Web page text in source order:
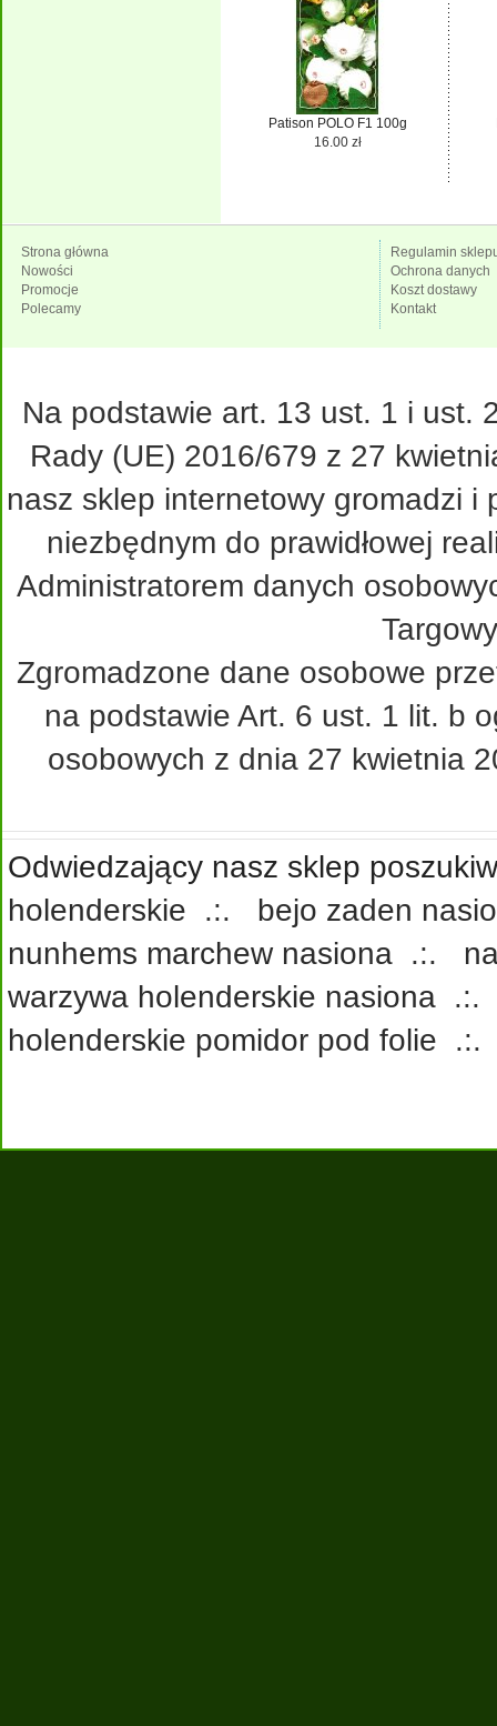
Patison POLO F1 100g
16.00 zł
Strona główna
Nowości
Promocje
Polecamy
Regulamin
Ochrona danych
Koszt dostawy
Kontakt
Na podstawie art. 13 ust. 1 i ust.
Rady (UE) 2016/679 z 27
nasz sklep internetowy gromadzi
niezbędnym do prawidłowej
Administratorem danych
Zgromadzone dane osobowe
na podstawie Art. 6 ust. 1 lit. b
osobowych z dnia 27 kwietnia
Odwiedzający nasz sklep
holenderskie .:. bejo zaden
nunhems marchew nasiona .:.
warzywa holenderskie nasiona
holenderskie pomidor pod folie